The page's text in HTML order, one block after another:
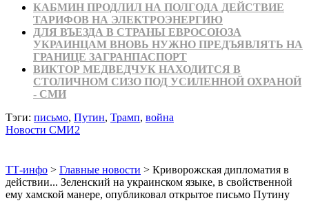
КАБМИН ПРОДЛИЛ НА ПОЛГОДА ДЕЙСТВИЕ
ТАРИФОВ НА ЭЛЕКТРОЭНЕРГИЮ
ДЛЯ ВЪЕЗДА В СТРАНЫ ЕВРОСОЮЗА
УКРАИНЦАМ ВНОВЬ НУЖНО ПРЕДЪЯВЛЯТЬ НА
ГРАНИЦЕ ЗАГРАНПАСПОРТ
ВИКТОР МЕДВЕДЧУК НАХОДИТСЯ В
СТОЛИЧНОМ СИЗО ПОД УСИЛЕННОЙ ОХРАНОЙ
- СМИ
Тэги: письмо, Путин, Трамп, война
Новости СМИ2
ТТ-инфо > Главные новости > Криворожская дипломатия в
действии... Зеленский на украинском языке, в свойственной
ему хамской манере, опубликовал открытое письмо Путину